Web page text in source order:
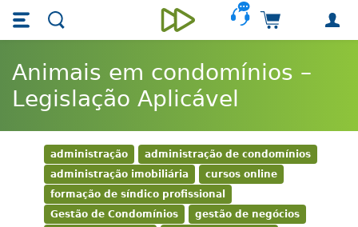
Skip main navigation
Skip to main content
Unieducar
Carrinho de
Animais em condomínios –
Legislação Aplicável
administração
administração de condomínios
administração imobiliária
cursos online
formação de síndico profissional
Gestão de Condomínios
gestão de negócios